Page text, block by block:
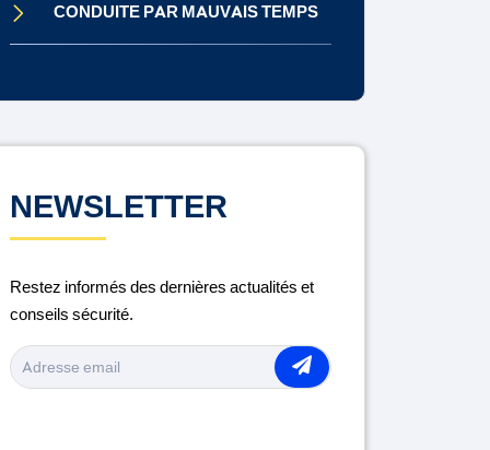
CONDUITE PAR MAUVAIS TEMPS
ENTRETIEN DU VÉHICULE
MÉDICAMENTS ET CONDUITE
NEWSLETTER
Restez informés des dernières actualités et
conseils sécurité.